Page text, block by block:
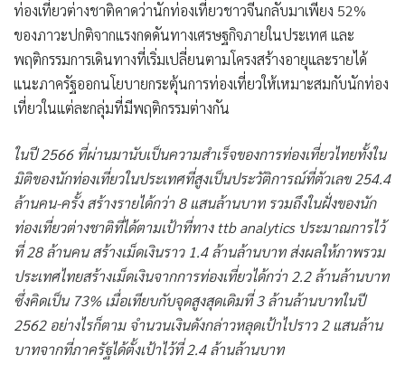
ท่องเที่ยวต่างชาติคาดว่านักท่องเที่ยวชาวจีนกลับมาเพียง 52%
ของภาวะปกติจากแรงกดดันทางเศรษฐกิจภายในประเทศ และ
พฤติกรรมการเดินทางที่เริ่มเปลี่ยนตามโครงสร้างอายุและรายได้
แนะภาครัฐออกนโยบายกระตุ้นการท่องเที่ยวให้เหมาะสมกับนักท่อง
เที่ยวในแต่ละกลุ่มที่มีพฤติกรรมต่างกัน
ในปี 2566 ที่ผ่านมานับเป็นความสำเร็จของการท่องเที่ยวไทยทั้งใน
มิติของนักท่องเที่ยวในประเทศที่สูงเป็นประวัติการณ์ที่ตัวเลข 254.4
ล้านคน-ครั้ง สร้างรายได้กว่า 8 แสนล้านบาท รวมถึงในฝั่งของนัก
ท่องเที่ยวต่างชาติที่ได้ตามเป้าที่ทาง ttb analytics ประมาณการไว้
ที่ 28 ล้านคน สร้างเม็ดเงินราว 1.4 ล้านล้านบาท ส่งผลให้ภาพรวม
ประเทศไทยสร้างเม็ดเงินจากการท่องเที่ยวได้กว่า 2.2 ล้านล้านบาท
ซึ่งคิดเป็น 73% เมื่อเทียบกับจุดสูงสุดเดิมที่ 3 ล้านล้านบาทในปี
2562 อย่างไรก็ตาม จำนวนเงินดังกล่าวหลุดเป้าไปราว 2 แสนล้าน
บาทจากที่ภาครัฐได้ตั้งเป้าไว้ที่ 2.4 ล้านล้านบาท